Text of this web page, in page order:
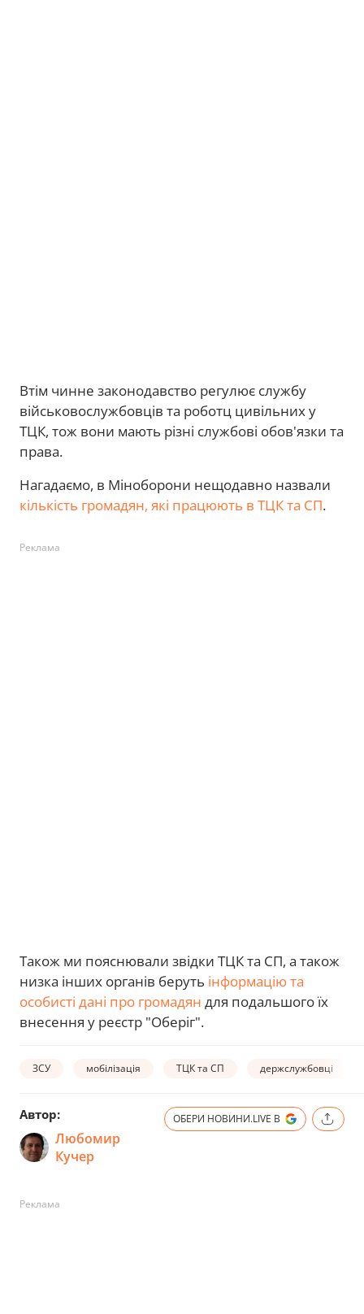
Втім чинне законодавство регулює службу
військовослужбовців та роботц цивільних у
ТЦК, тож вони мають різні службові обов'язки та
права.
Нагадаємо, в Міноборони нещодавно назвали
кількість громадян, які працюють в ТЦК та СП.
Реклама
Також ми пояснювали звідки ТЦК та СП, а також
низка інших органів беруть інформацію та
особисті дані про громадян для подальшого їх
внесення у реєстр "Оберіг".
ЗСУ мобілізація ТЦК та СП держслужбовці
Автор:
Любомир
Кучер
ОБЕРИ НОВИНИ.LIVE В
Реклама